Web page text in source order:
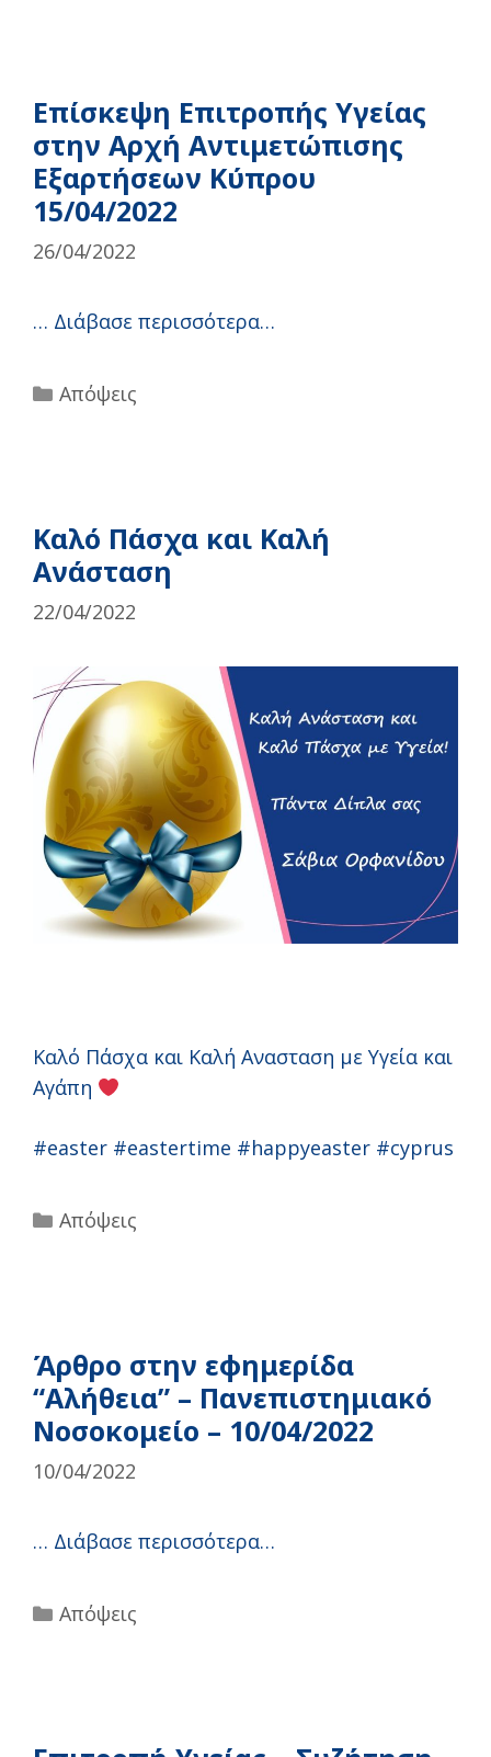
Επίσκεψη Επιτροπής Υγείας
στην Αρχή Αντιμετώπισης
Εξαρτήσεων Κύπρου
15/04/2022
26/04/2022
… Διάβασε περισσότερα…
Categories
Απόψεις
Καλό Πάσχα και Καλή
Ανάσταση
22/04/2022
Καλό Πάσχα και Καλή Ανασταση με Υγεία και
Αγάπη
#easter #eastertime #happyeaster #cyprus
Categories
Απόψεις
Άρθρο στην εφημερίδα
“Αλήθεια” – Πανεπιστημιακό
Νοσοκομείο – 10/04/2022
10/04/2022
… Διάβασε περισσότερα…
Categories
Απόψεις